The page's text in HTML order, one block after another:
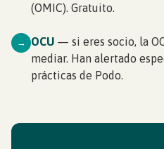
(OMIC). Gratuito.
→ OCU — si eres socio, la
mediar. Han alertado
prácticas de Podo.